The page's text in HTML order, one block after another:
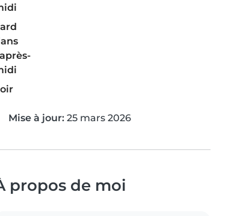
Mise à jour: 25 mars 2026
propos de moi